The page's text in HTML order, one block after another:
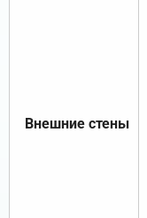
Внешние стены